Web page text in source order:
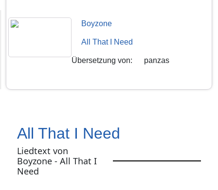
Boyzone
All That I Need
Übersetzung von: panzas
All That I Need
Liedtext von
Boyzone - All That I
Need